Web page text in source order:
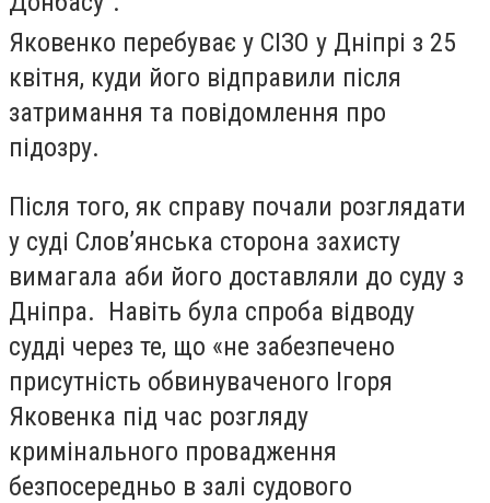
Яковенко перебуває у СІЗО у Дніпрі з 25
квітня, куди його відправили після
затримання та повідомлення про
підозру.
Після того, як справу почали розглядати
у суді Слов’янська сторона захисту
вимагала аби його доставляли до суду з
Дніпра. Навіть була спроба відводу
судді через те, що «не забезпечено
присутність обвинуваченого Ігоря
Яковенка під час розгляду
кримінального провадження
безпосередньо в залі судового